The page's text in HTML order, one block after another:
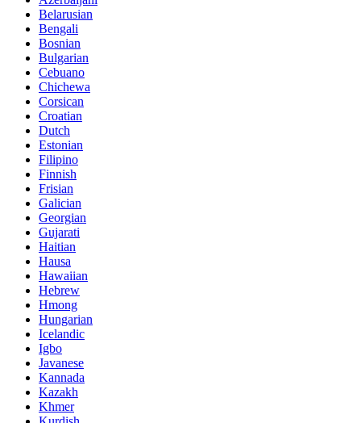
Belarusian
Bengali
Bosnian
Bulgarian
Cebuano
Chichewa
Corsican
Croatian
Dutch
Estonian
Filipino
Finnish
Frisian
Galician
Georgian
Gujarati
Haitian
Hausa
Hawaiian
Hebrew
Hmong
Hungarian
Icelandic
Igbo
Javanese
Kannada
Kazakh
Khmer